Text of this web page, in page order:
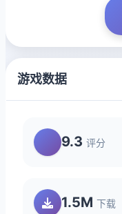
游戏数据
9.3 评分
1.5M 下载